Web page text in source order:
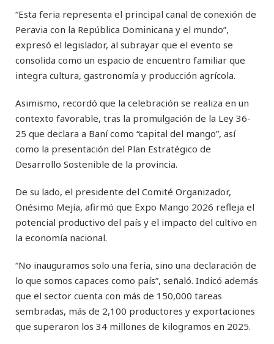
“Esta feria representa el principal canal de conexión de
Peravia con la República Dominicana y el mundo”,
expresó el legislador, al subrayar que el evento se
consolida como un espacio de encuentro familiar que
integra cultura, gastronomía y producción agrícola.
Asimismo, recordó que la celebración se realiza en un
contexto favorable, tras la promulgación de la Ley 36-
25 que declara a Baní como “capital del mango”, así
como la presentación del Plan Estratégico de
Desarrollo Sostenible de la provincia.
De su lado, el presidente del Comité Organizador,
Onésimo Mejía, afirmó que Expo Mango 2026 refleja el
potencial productivo del país y el impacto del cultivo en
la economía nacional.
“No inauguramos solo una feria, sino una declaración de
lo que somos capaces como país”, señaló. Indicó además
que el sector cuenta con más de 150,000 tareas
sembradas, más de 2,100 productores y exportaciones
que superaron los 34 millones de kilogramos en 2025.